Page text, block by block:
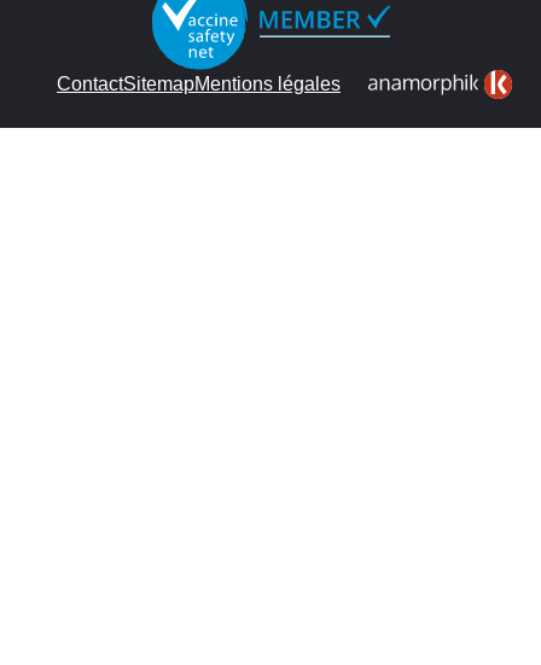
ContactSitemapMentions légales